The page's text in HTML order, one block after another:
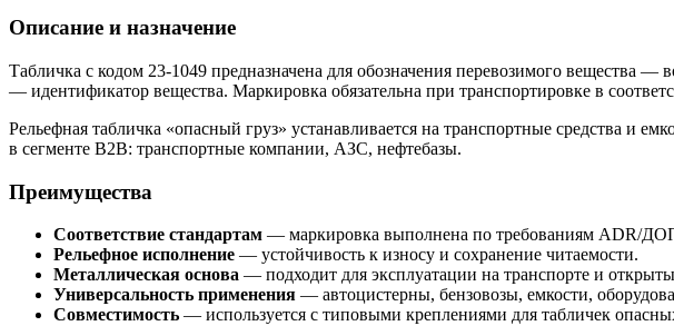
Описание и назначение
Табличка с кодом 23-1049 предназначена для обозначения перевозимого вещества
— идентификатор вещества. Маркировка обязательна при транспортировке в
Рельефная табличка «опасный груз» устанавливается на транспортные средства и
в сегменте B2B: транспортные компании, АЗС, нефтебазы.
Преимущества
Соответствие стандартам — маркировка выполнена по требованиям ADR/
Рельефное исполнение — устойчивость к износу и сохранение читаемости.
Металлическая основа — подходит для эксплуатации на транспорте и
Универсальность применения — автоцистерны, бензовозы, емкости,
Совместимость — используется с типовыми креплениями для табличек